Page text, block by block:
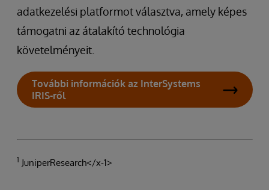
adatkezelési platformot választva, amely képes
támogatni az átalakító technológia
követelményeit.
További információk az InterSystems
IRIS-ről
1 JuniperResearch</x-1>